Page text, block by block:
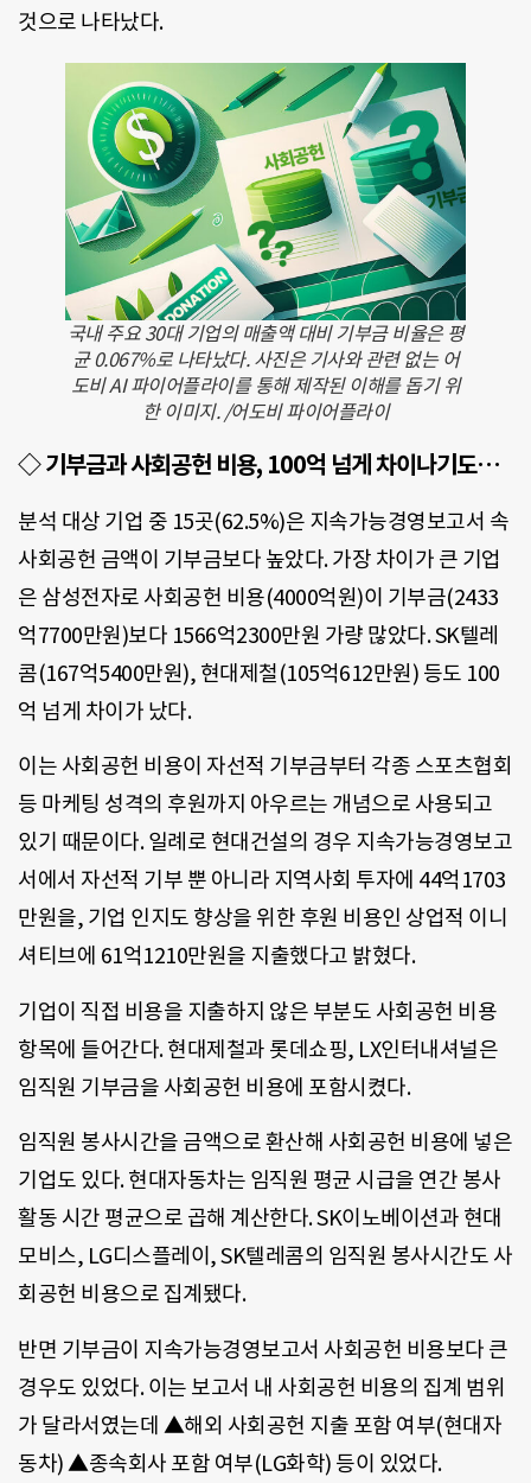
것으로 나타났다.
국내 주요 30대 기업의 매출액 대비 기부금 비율은 평
균 0.067%로 나타났다. 사진은 기사와 관련 없는 어
도비 AI 파이어플라이를 통해 제작된 이해를 돕기 위
한 이미지. /어도비 파이어플라이
◇기부금과 사회공헌 비용, 100억 넘게 차이나기도…
분석 대상 기업 중 15곳(62.5%)은 지속가능경영보고서 속
사회공헌 금액이 기부금보다 높았다. 가장 차이가 큰 기업
은 삼성전자로 사회공헌 비용(4000억원)이 기부금(2433
억7700만원)보다 1566억2300만원 가량 많았다. SK텔레
콤(167억5400만원), 현대제철(105억612만원) 등도 100
억 넘게 차이가 났다.
이는 사회공헌 비용이 자선적 기부금부터 각종 스포츠협회
등 마케팅 성격의 후원까지 아우르는 개념으로 사용되고
있기 때문이다. 일례로 현대건설의 경우 지속가능경영보고
서에서 자선적 기부 뿐 아니라 지역사회 투자에 44억1703
만원을, 기업 인지도 향상을 위한 후원 비용인 상업적 이니
셔티브에 61억1210만원을 지출했다고 밝혔다.
기업이 직접 비용을 지출하지 않은 부분도 사회공헌 비용
항목에 들어간다. 현대제철과 롯데쇼핑, LX인터내셔널은
임직원 기부금을 사회공헌 비용에 포함시켰다.
임직원 봉사시간을 금액으로 환산해 사회공헌 비용에 넣은
기업도 있다. 현대자동차는 임직원 평균 시급을 연간 봉사
활동 시간 평균으로 곱해 계산한다. SK이노베이션과 현대
모비스, LG디스플레이, SK텔레콤의 임직원 봉사시간도 사
회공헌 비용으로 집계됐다.
반면 기부금이 지속가능경영보고서 사회공헌 비용보다 큰
경우도 있었다. 이는 보고서 내 사회공헌 비용의 집계 범위
가 달라서였는데 ▲해외 사회공헌 지출 포함 여부(현대자
동차) ▲종속회사 포함 여부(LG화학) 등이 있었다.